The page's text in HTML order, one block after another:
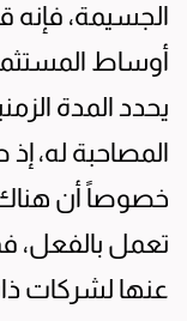
الجسيمة، فإنه
أوساط
يحدد المدة
المصاحبة له، إذ
خصوصاً أن
تعمل بالفعل،
عنها لشركات